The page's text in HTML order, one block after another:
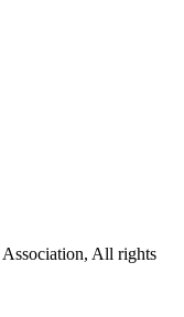
All rights